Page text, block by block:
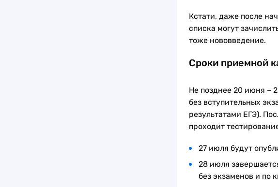
Кстати, даже после
списка могут
тоже нововведение.
Сроки приемной
Не позднее 20 июня –
без вступительных
результатами ЕГЭ).
проходит
27 июля будут
28 июля
без экзаменов и по